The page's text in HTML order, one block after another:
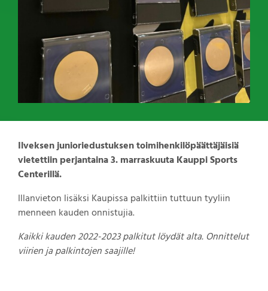
Ilveksen junioriedustuksen toimihenkilöpäättäjäisiä
vietettiin perjantaina 3. marraskuuta Kauppi Sports
Centerillä.
Illanvieton lisäksi Kaupissa palkittiin tuttuun tyyliin
menneen kauden onnistujia.
Kaikki kauden 2022-2023 palkitut löydät alta. Onnittelut
viirien ja palkintojen saajille!